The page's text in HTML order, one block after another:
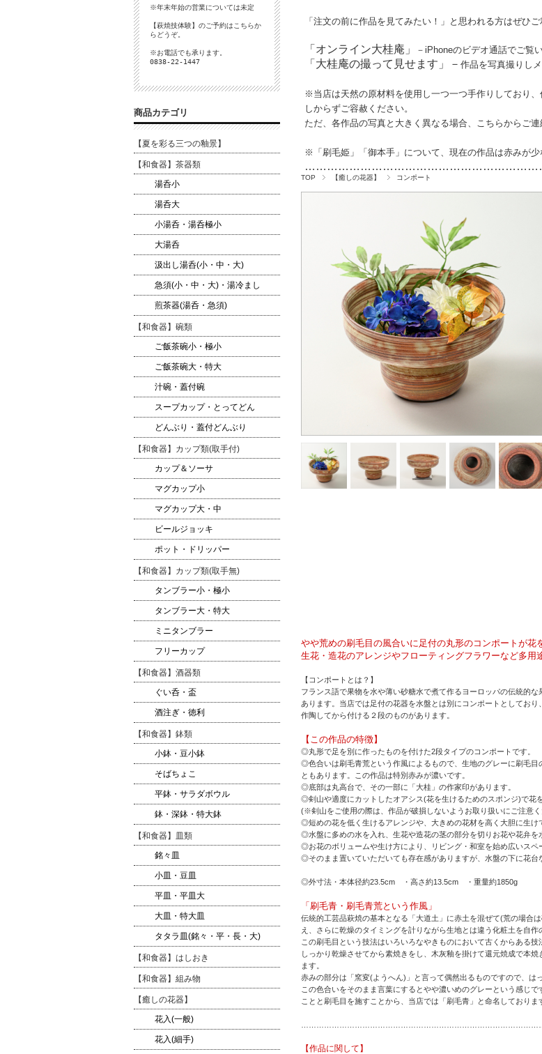
「注文の前に作品を見てみたい！」と思われる方はぜひご
「オンライン大桂庵」 －iPhoneのビデオ通話でご覧
「大桂庵の撮って見せます」－ 作品を写真撮りし
※当店は天然の原材料を使用し一つ一つ手作りしており、
しからずご容赦ください。
ただ、各作品の写真と大きく異なる場合、こちらからご
※「刷毛姫」「御本手」について、現在の作品は赤みが少
TOP 【癒しの花器】 コンポート
やや荒めの刷毛目の風合いに足付の丸形のコンポートが花
生花・造花のアレンジやフローティングフラワーなど多用
【コンポートとは？】
フランス語で果物を水や薄い砂糖水で煮て作るヨーロッパの伝統的
あります。当店では足付の花器を水盤とは別にコンポートとしてお
作陶してから付ける２段のものがあります。
【この作品の特徴】
◎丸形で足を別に作ったものを付けた2段タイプのコンポートです。
◎色合いは刷毛青荒という作風によるもので、生地のグレーに刷毛
ともあります。この作品は特別赤みが濃いです。
◎底部は丸高台で、その一部に「大桂」の作家印があります。
◎剣山や適度にカットしたオアシス(花を生けるためのスポンジ)で花
(※剣山をご使用の際は、作品が破損しないようお取り扱いにご注意
◎短めの花を低く生けるアレンジや、大きめの花材を高く大胆に生け
◎水盤に多めの水を入れ、生花や造花の茎の部分を切りお花や花弁を
◎お花のボリュームや生け方により、リビング・和室を始め広いスペ
◎そのまま置いていただいても存在感がありますが、水盤の下に花台
◎外寸法・本体径約23.5cm ・高さ約13.5cm ・重量約1850g
「刷毛青・刷毛青荒という作風」
伝統的工芸品萩焼の基本となる「大道土」に赤土を混ぜて(荒の場合
え、さらに乾燥のタイミングを計りながら生地とは違う化粧土を自作
この刷毛目という技法はいろいろなやきものにおいて古くからある
しっかり乾燥させてから素焼きをし、木灰釉を掛けて還元焼成で本
ます。
赤みの部分は「窯変(ようへん)」と言って偶然出るものですので、は
この色合いをそのまま言葉にするとやや濃いめのグレーという感じ
ことと刷毛目を施すことから、当店では「刷毛青」と命名しておりま
【作品に関して】
※年末年始の営業については未定
【萩焼技体験】のご予約は こちらか
らどうぞ。
※お電話でも承ります。
0838-22-1447
商品カテゴリ
【夏を彩る三つの釉景】
【和食器】茶器類
湯呑小
湯呑大
小湯呑・湯呑極小
大湯呑
汲出し湯呑(小・中・大)
急須(小・中・大)・湯冷まし
煎茶器(湯呑・急須)
【和食器】碗類
ご飯茶碗小・極小
ご飯茶碗大・特大
汁碗・蓋付碗
スープカップ・とってどん
どんぶり・蓋付どんぶり
【和食器】カップ類(取手付)
カップ＆ソーサ
マグカップ小
マグカップ大・中
ビールジョッキ
ポット・ドリッパー
【和食器】カップ類(取手無)
タンブラー小・極小
タンブラー大・特大
ミニタンブラー
フリーカップ
【和食器】酒器類
ぐい呑・盃
酒注ぎ・徳利
【和食器】鉢類
小鉢・豆小鉢
そばちょこ
平鉢・サラダボウル
鉢・深鉢・特大鉢
【和食器】皿類
銘々皿
小皿・豆皿
平皿・平皿大
大皿・特大皿
タタラ皿(銘々・平・長・大)
【和食器】はしおき
【和食器】組み物
【癒しの花器】
花入(一般)
花入(細手)